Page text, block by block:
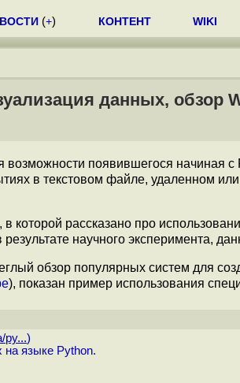
(+) КОНТЕНТ WIKI
данных, обзор
возможности появившегося начиная
в текстовом файле, удаленном
в которой рассказано про
научного эксперимента,
обзор популярных систем для
), показан пример использования
py...)
на языке Python.